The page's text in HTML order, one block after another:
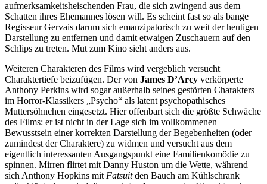
aufmerksamkeitsheischenden Frau, die sich zwingend aus dem
Schatten ihres Ehemannes lösen will. Es scheint fast so als bange
Regisseur Gervais darum sich emanzipatorisch zu weit der heutigen
Darstellung zu entfernen und damit etwaigen Zuschauern auf den
Schlips zu treten. Mut zum Kino sieht anders aus.
Weiteren Charakteren des Films wird vergeblich versucht
Charaktertiefe beizufügen. Der von James D’Arcy verkörperte
Anthony Perkins wird sogar außerhalb seines gestörten Charakters
im Horror-Klassikers „Psycho“ als latent psychopathisches
Muttersöhnchen eingesetzt. Hier offenbart sich die größte Schwäche
des Films: er ist nicht in der Lage sich im vollkommenen
Bewusstsein einer korrekten Darstellung der Begebenheiten (oder
zumindest der Charaktere) zu widmen und versucht aus dem
eigentlich interessanten Ausgangspunkt eine Familienkomödie zu
spinnen. Mirren flirtet mit Danny Huston um die Wette, während
sich Anthony Hopkins mit Fatsuitden Bauch am Kühlschrank